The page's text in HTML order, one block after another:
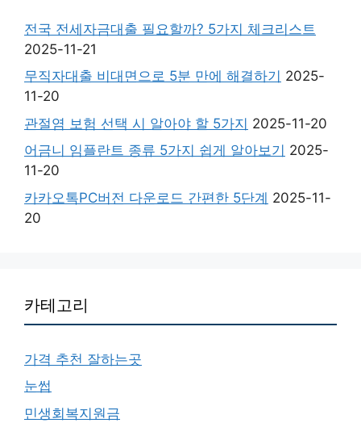
전국 전세자금대출 필요할까? 5가지 체크리스트
2025-11-21
무직자대출 비대면으로 5분 만에 해결하기 2025-
11-20
관절염 보험 선택 시 알아야 할 5가지 2025-11-20
어금니 임플란트 종류 5가지 쉽게 알아보기 2025-
11-20
카카오톡PC버전 다운로드 간편한 5단계 2025-11-
20
카테고리
가격 추천 잘하는곳
눈썹
민생회복지원금